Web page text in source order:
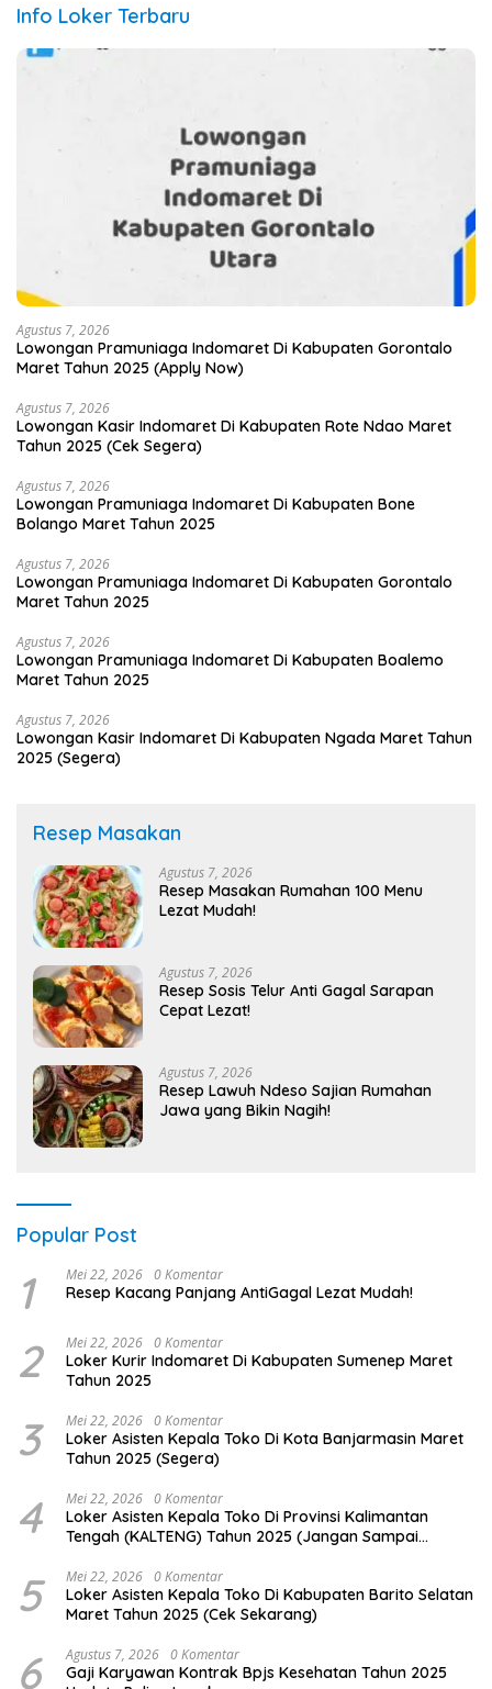
Info Loker Terbaru
Agustus 7, 2026
Lowongan Pramuniaga Indomaret Di Kabupaten Gorontalo
Maret Tahun 2025 (Apply Now)
Agustus 7, 2026
Lowongan Kasir Indomaret Di Kabupaten Rote Ndao Maret
Tahun 2025 (Cek Segera)
Agustus 7, 2026
Lowongan Pramuniaga Indomaret Di Kabupaten Bone
Bolango Maret Tahun 2025
Agustus 7, 2026
Lowongan Pramuniaga Indomaret Di Kabupaten Gorontalo
Maret Tahun 2025
Agustus 7, 2026
Lowongan Pramuniaga Indomaret Di Kabupaten Boalemo
Maret Tahun 2025
Agustus 7, 2026
Lowongan Kasir Indomaret Di Kabupaten Ngada Maret Tahun
2025 (Segera)
Resep Masakan
Agustus 7, 2026
Resep Masakan Rumahan 100 Menu
Lezat Mudah!
Agustus 7, 2026
Resep Sosis Telur Anti Gagal Sarapan
Cepat Lezat!
Agustus 7, 2026
Resep Lawuh Ndeso Sajian Rumahan
Jawa yang Bikin Nagih!
Popular Post
1 Mei 22, 2026 0 Komentar
Resep Kacang Panjang AntiGagal Lezat Mudah!
2 Mei 22, 2026 0 Komentar
Loker Kurir Indomaret Di Kabupaten Sumenep Maret
Tahun 2025
3 Mei 22, 2026 0 Komentar
Loker Asisten Kepala Toko Di Kota Banjarmasin Maret
Tahun 2025 (Segera)
4 Mei 22, 2026 0 Komentar
Loker Asisten Kepala Toko Di Provinsi Kalimantan
Tengah (KALTENG) Tahun 2025 (Jangan Sampai
5 Mei 22, 2026 0 Komentar
Loker Asisten Kepala Toko Di Kabupaten Barito Selatan
Maret Tahun 2025 (Cek Sekarang)
6 Agustus 7, 2026 0 Komentar
Gaji Karyawan Kontrak Bpjs Kesehatan Tahun 2025